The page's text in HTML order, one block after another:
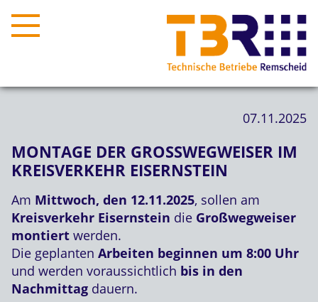
07.11.2025
MONTAGE DER GROSSWEGWEISER IM K
REISVERKEHR EISERNSTEIN
Am Mittwoch, den 12.11.2025, sollen am
Kreisverkehr Eisernstein die Großwegweiser
montiert werden.
Die geplanten Arbeiten beginnen um 8:00 Uhr
und werden voraussichtlich bis in den
Nachmittag dauern.